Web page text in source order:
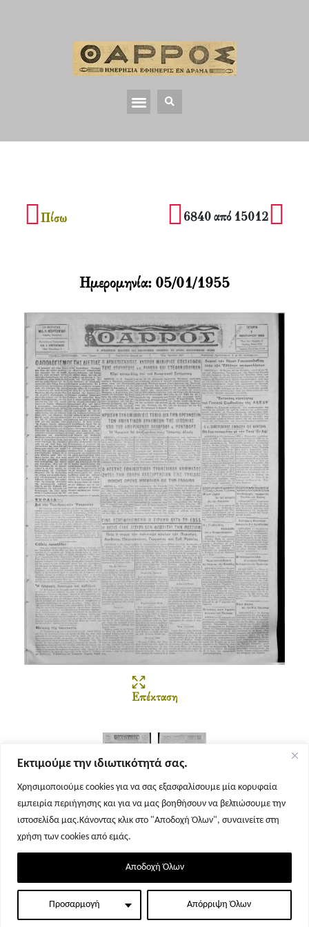
Εκτιμούμε την ιδιωτικότητά σας.
Χρησιμοποιούμε cookies για να σας εξασφαλίσουμε μία κορυφαία
εμπειρία περιήγησης και για να μας βοηθήσουν να βελτιώσουμε την
ιστοσελίδα μας.Κάνοντας κλικ στο "Αποδοχή Όλων", συναινείτε στη
χρήση των cookies από εμάς.
Προσαρμογή Απόρριψη Όλων
Αποδοχή Όλων
Πίσω 6840 από 15012
Επέκταση
Σελίδα 1 Σελίδα 2
Ημερομηνία: 05/01/1955